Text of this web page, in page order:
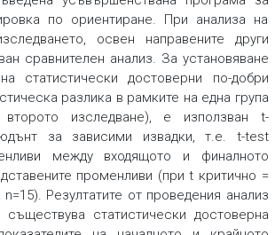
по ориентиране. При анализа на
освен направените други
сравнителен анализ. За установяване
статистически достоверни по-добри
разлика в рамките на една група
изследване), е използван t-
за зависими извадки, т.е. t-test
между входящото и финалното
променливи (при t критично =
n=15). Резултатите от проведения анализ
статистически достоверна